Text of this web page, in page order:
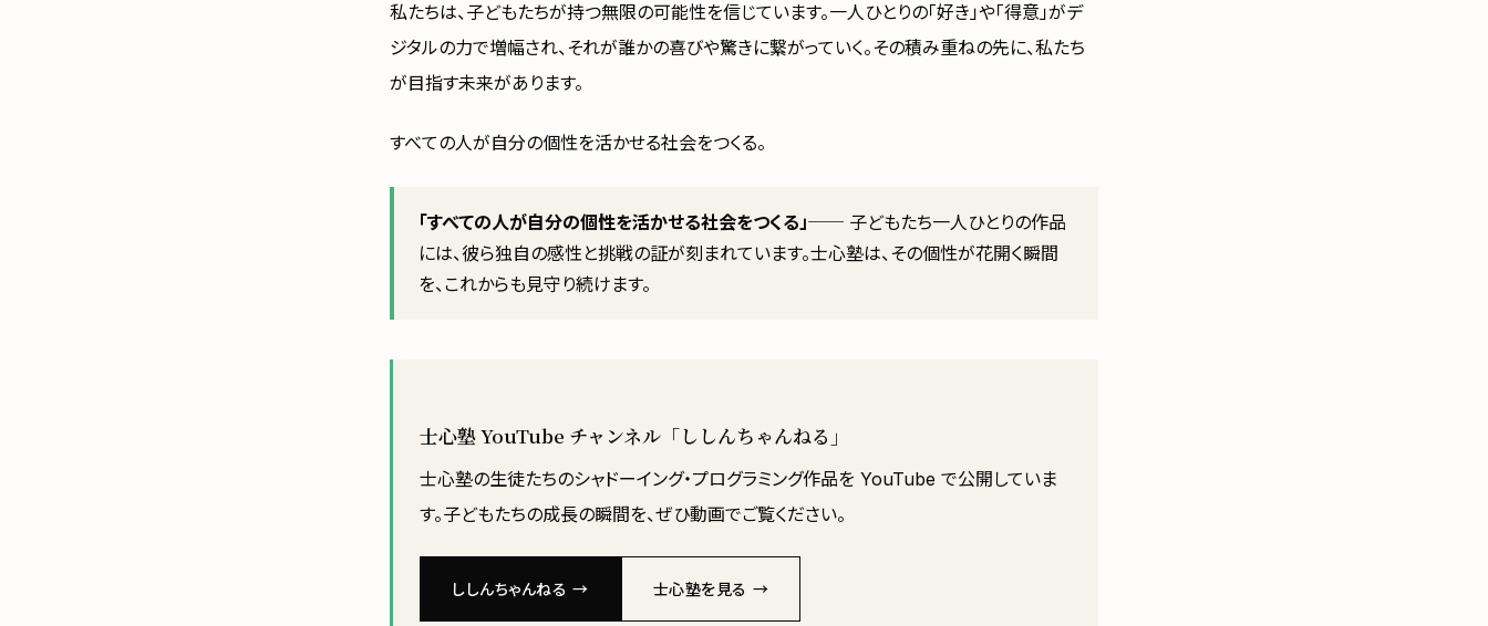
私たちは、子どもたちが持つ無限の可能性を信じています。一人ひとりの「好き」や「得意」がデ
ジタルの力で増幅され、それが誰かの喜びや驚きに繋がっていく。その積み重ねの先に、私たち
が目指す未来があります。
すべての人が自分の個性を活かせる社会をつくる。
「すべての人が自分の個性を活かせる社会をつくる」── 子どもたち一人ひとりの作品
には、彼ら独自の感性と挑戦の証が刻まれています。士心塾は、その個性が花開く瞬間
を、これからも見守り続けます。
士心塾 YouTube チャンネル「ししんちゃんねる」
士心塾の生徒たちのシャドーイング・プログラミング作品を YouTube で公開していま
す。子どもたちの成長の瞬間を、ぜひ動画でご覧ください。
ししんちゃんねる → 士心塾を見る →